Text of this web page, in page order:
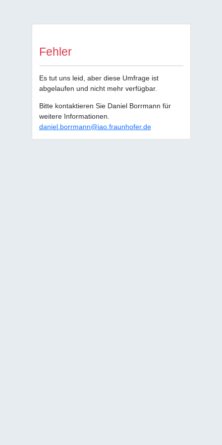
Fehler
Es tut uns leid, aber diese Umfrage ist
abgelaufen und nicht mehr verfügbar.
Bitte kontaktieren Sie Daniel Borrmann für
weitere Informationen.
daniel.borrmann@iao.fraunhofer.de